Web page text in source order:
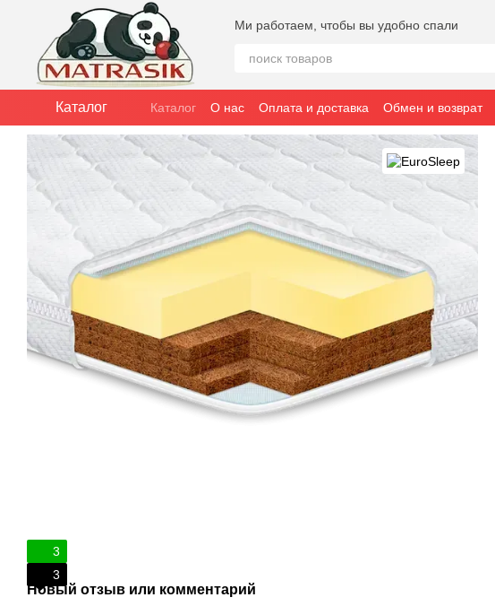
Перейти к основному контенту
Ми работаем, чтобы вы удобно спали
Каталог Каталог О нас Оплата и доставка Обмен и возврат
Публичное соглашение (оферта)
3
3
Новый отзыв или комментарий